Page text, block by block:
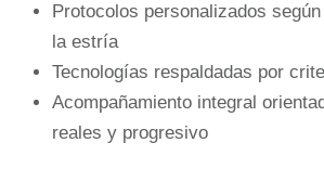
Protocolos personalizados
la estría
Tecnologías respaldadas por
Acompañamiento integral
reales y progresivo